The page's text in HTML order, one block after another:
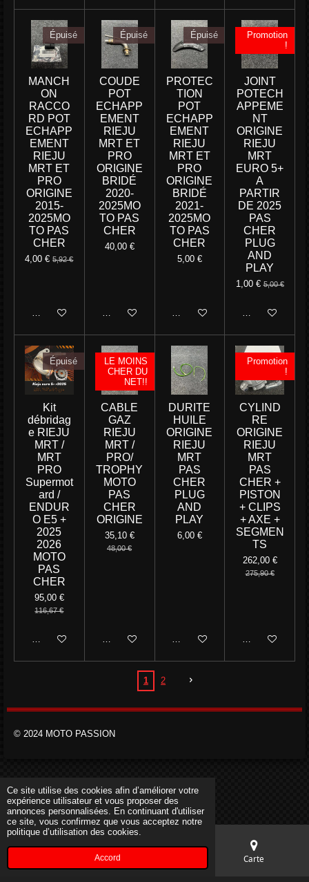
Ce site utilise des cookies afin d’améliorer votre
expérience utilisateur et vous proposer des
annonces personnalisées. En continuant d'utiliser
ce site, vous confirmez que vous acceptez notre
politique d’utilisation des cookies.
Accord
Épuisé
MANCH
ON
RACCO
RD POT
ECHAPP
EMENT
RIEJU
MRT ET
PRO
ORIGINE
2015-
2025MO
TO PAS
CHER
4,00 € 5,92 €
M'avertir si disponible
Épuisé
COUDE
POT
ECHAPP
EMENT
RIEJU
MRT ET
PRO
ORIGINE
BRIDÉ
2020-
2025MO
TO PAS
CHER
40,00 €
M'avertir si disponible
Épuisé
PROTEC
TION
POT
ECHAPP
EMENT
RIEJU
MRT ET
PRO
ORIGINE
BRIDÉ
2021-
2025MO
TO PAS
CHER
5,00 €
M'avertir si disponible
Promotion
!
JOINT
POTECH
APPEME
NT
ORIGINE
RIEJU
MRT
EURO 5+
A
PARTIR
DE 2025
PAS
CHER
PLUG
AND
PLAY
1,00 € 5,00 €
Ajouter au
Épuisé
Kit
débridag
e RIEJU
MRT /
MRT
PRO
Supermot
ard /
ENDUR
O E5 +
2025
2026
MOTO
PAS
CHER
95,00 €
116,67 €
M'avertir si disponible
LE MOINS
CHER DU
NET!!
CABLE
GAZ
RIEJU
MRT /
PRO/
TROPHY
MOTO
PAS
CHER
ORIGINE
35,10 €
48,00 €
Ajouter au panier
DURITE
HUILE
ORIGINE
RIEJU
MRT
PAS
CHER
PLUG
AND
PLAY
6,00 €
Ajouter au panier
Promotion
!
CYLIND
RE
ORIGINE
RIEJU
MRT
PAS
CHER +
PISTON
+ CLIPS
+ AXE +
SEGMEN
TS
262,00 €
275,90 €
Ajouter au
1 2
© 2024 MOTO PASSION
Carte